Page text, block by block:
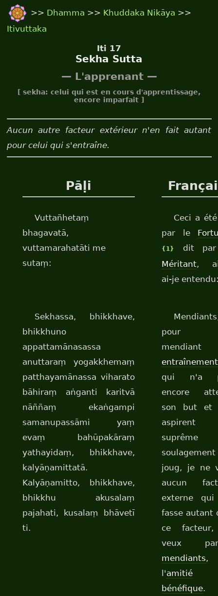
>> Dhamma >> Khuddaka Nikāya >>
Itivuttaka
Iti 17
Sekha Sutta
— L'apprenant —
[ sekha: celui qui est en cours d'apprentissage,
encore imparfait ]
Aucun autre facteur extérieur n'en fait autant
pour celui qui s'entraîne.
Pāḷi
Vuttañhetaṃ
bhagavatā,
vuttamarahatāti me
sutaṃ:
Ceci a
par le
{1}
dit
Méritant,
ai-je
Sekhassa, bhikkhave,
bhikkhuno
appattamānasassa
anuttaraṃ yogakkhemaṃ
patthayamānassa viharato
bāhiraṃ aṅganti karitvā
nāññaṃ ekaṅgampi
samanupassāmi yaṃ
evaṃ bahūpakāraṃ
yathayidaṃ, bhikkhave,
kalyāṇamittatā.
Kalyāṇamitto, bhikkhave,
bhikkhu akusalaṃ
pajahati, kusalaṃ bhāvetī
ti.
pour
entraînement
qui n'a
encore
son but et
aspirent
suprême
joug, je ne
aucun
externe
fasse autant
ce
veux
mendiants,
l'amitié
bénéfique.